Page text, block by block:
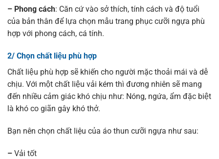
– Phong cách: Căn cứ vào sở thích, tính cách và độ tuổi
của bản thân để lựa chọn mẫu trang phục cưỡi ngựa phù
hợp với phong cách, cá tính.
2/ Chọn chất liệu phù hợp
Chất liệu phù hợp sẽ khiến cho người mặc thoải mái và dễ
chịu. Với một chất liệu vải kém thì đương nhiên sẽ mang
đến nhiều cảm giác khó chịu như: Nóng, ngứa, ẩm đặc biệt
là khó co giãn gây khó thở.
Bạn nên chọn chất liệu của áo thun cưỡi ngựa như sau:
– Vải tốt